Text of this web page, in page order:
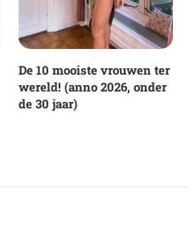
De 10 mooiste vrouwen ter
wereld! (anno 2026, onder
de 30 jaar)